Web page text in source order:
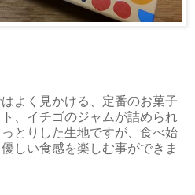
よく見かける、定番のお菓子
、イチゴのジャムが詰められ
とりした生地ですが、食べ始
しい食感を楽しむ事ができま